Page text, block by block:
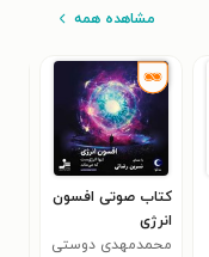
مشاهده همه
کتاب صوتی افسون
انرژی
محمدمهدی دوستی